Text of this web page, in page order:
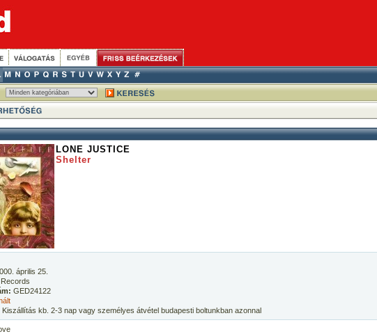
LONE JUSTICE
Shelter
április 25.
GED24122
Kiszállítás kb. 2-3 nap vagy személyes átvétel budapesti boltunkban azonnal